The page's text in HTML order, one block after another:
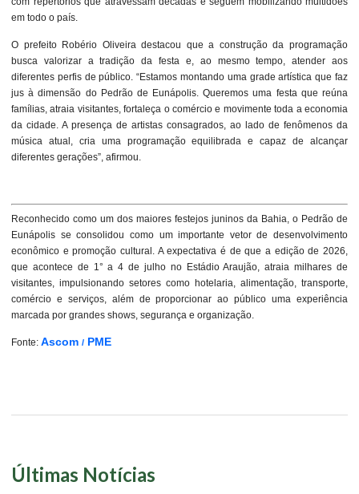
em todo o país.
O prefeito Robério Oliveira destacou que a construção da programação
busca valorizar a tradição da festa e, ao mesmo tempo, atender aos
diferentes perfis de público. “Estamos montando uma grade artística que faz
jus à dimensão do Pedrão de Eunápolis. Queremos uma festa que reúna
famílias, atraia visitantes, fortaleça o comércio e movimente toda a economia
da cidade. A presença de artistas consagrados, ao lado de fenômenos da
música atual, cria uma programação equilibrada e capaz de alcançar
diferentes gerações”, afirmou.
Reconhecido como um dos maiores festejos juninos da Bahia, o Pedrão de
Eunápolis se consolidou como um importante vetor de desenvolvimento
econômico e promoção cultural. A expectativa é de que a edição de 2026,
que acontece de 1° a 4 de julho no Estádio Araujão, atraia milhares de
visitantes, impulsionando setores como hotelaria, alimentação, transporte,
comércio e serviços, além de proporcionar ao público uma experiência
marcada por grandes shows, segurança e organização.
Fonte: Ascom / PME
Últimas Notícias